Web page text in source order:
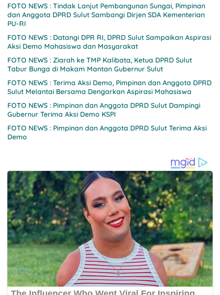
FOTO NEWS : Tindak Lanjut Pembangunan Sungai, Pimpinan
dan Anggota DPRD Sulut Sambangi Dirjen SDA Kementerian
PU-RI
FOTO NEWS : Datangi DPR RI, DPRD Sulut Sampaikan Aspirasi
Aksi Demo Mahasiswa dan Masyarakat
FOTO NEWS : Ziarah ke TMP Kalibata, Ketua DPRD Sulut
Tabur Bunga di Makam Mantan Gubernur Sulut
FOTO NEWS : Terima Aksi Demo, Pimpinan dan Anggota DPRD
Sulut Melantai Bersama Dengarkan Aspirasi Mahasiswa
FOTO NEWS : Pimpinan dan Anggota DPRD Sulut Dampingi
Gubernur Terima Aksi Demo KSPI
FOTO NEWS : Pimpinan dan Anggota DPRD Sulut Terima Aksi
Demo